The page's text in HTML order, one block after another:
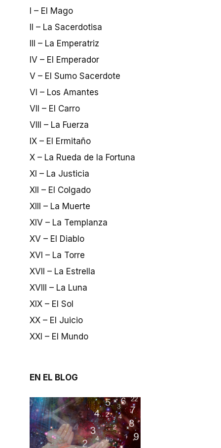
I – El Mago
II – La Sacerdotisa
III – La Emperatriz
IV – El Emperador
V – El Sumo Sacerdote
VI – Los Amantes
VII – El Carro
VIII – La Fuerza
IX – El Ermitaño
X – La Rueda de la Fortuna
XI – La Justicia
XII – El Colgado
XIII – La Muerte
XIV – La Templanza
XV – El Diablo
XVI – La Torre
XVII – La Estrella
XVIII – La Luna
XIX – El Sol
XX – El Juicio
XXI – El Mundo
EN EL BLOG